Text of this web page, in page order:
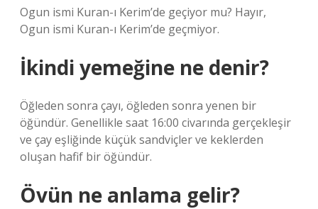
Ogun ismi Kuran-ı Kerim’de geçiyor mu? Hayır,
Ogun ismi Kuran-ı Kerim’de geçmiyor.
İkindi yemeğine ne denir?
Öğleden sonra çayı, öğleden sonra yenen bir
öğündür. Genellikle saat 16:00 civarında gerçekleşir
ve çay eşliğinde küçük sandviçler ve keklerden
oluşan hafif bir öğündür.
Övün ne anlama gelir?